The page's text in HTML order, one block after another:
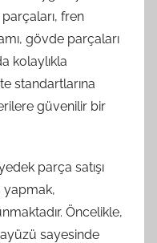
fren
gövde parçaları
kolaylıkla
standartlarına
güvenilir bir
parça satışı
yapmak,
Öncelikle,
sayesinde